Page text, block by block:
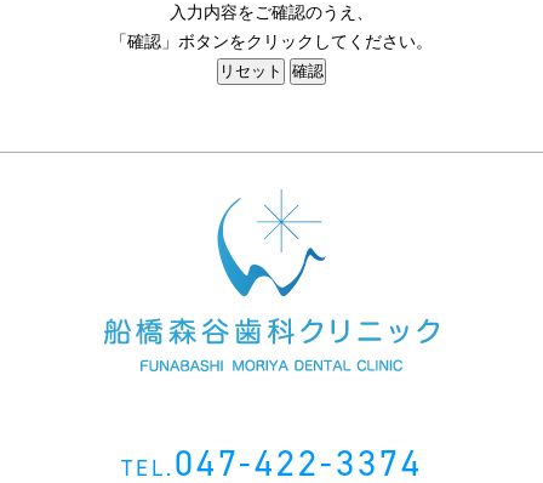
入力内容をご確認のうえ、
「確認」ボタンをクリックしてください。
TEL.047-422-3374